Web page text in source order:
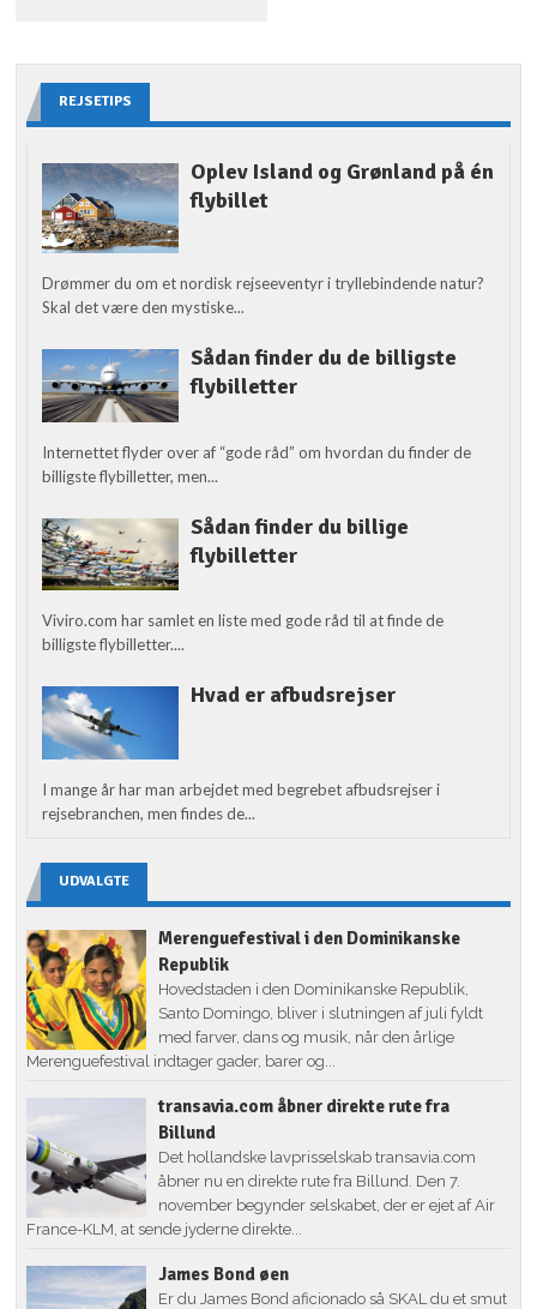
REJSETIPS
Oplev Island og Grønland på én
flybillet
Drømmer du om et nordisk rejseeventyr i tryllebindende natur?
Skal det være den mystiske...
Sådan finder du de billigste
flybilletter
Internettet flyder over af “gode råd” om hvordan du finder de
billigste flybilletter, men...
Sådan finder du billige
flybilletter
Viviro.com har samlet en liste med gode råd til at finde de
billigste flybilletter....
Hvad er afbudsrejser
I mange år har man arbejdet med begrebet afbudsrejser i
rejsebranchen, men findes de...
UDVALGTE
Merenguefestival i den Dominikanske
Republik
Hovedstaden i den Dominikanske Republik,
Santo Domingo, bliver i slutningen af juli fyldt
med farver, dans og musik, når den årlige
Merenguefestival indtager gader, barer og...
transavia.com åbner direkte rute fra
Billund
Det hollandske lavprisselskab transavia.com
åbner nu en direkte rute fra Billund. Den 7.
november begynder selskabet, der er ejet af Air
France-KLM, at sende jyderne direkte...
James Bond øen
Er du James Bond aficionado så SKAL du et smut